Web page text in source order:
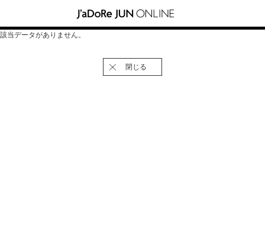
該当データがありません。
閉じる